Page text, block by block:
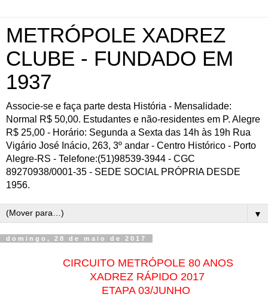
METRÓPOLE XADREZ
CLUBE - FUNDADO EM
1937
Associe-se e faça parte desta História - Mensalidade:
Normal R$ 50,00. Estudantes e não-residentes em P. Alegre
R$ 25,00 - Horário: Segunda a Sexta das 14h às 19h Rua
Vigário José Inácio, 263, 3º andar - Centro Histórico - Porto
Alegre-RS - Telefone:(51)98539-3944 - CGC
89270938/0001-35 - SEDE SOCIAL PRÓPRIA DESDE
1956.
▼
domingo, 28 de maio de 2017
CIRCUITO METRÓPOLE 80 ANOS
XADREZ RÁPIDO 2017
ETAPA 03/JUNHO